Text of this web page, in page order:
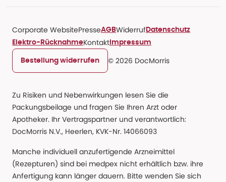
Corporate WebsitePresseAGBWiderruf Datenschutz
Elektro-RücknahmeKontakt Impressum
Bestellung widerrufen © 2026 DocMorris
Zu Risiken und Nebenwirkungen lesen Sie die
Packungsbeilage und fragen Sie Ihren Arzt oder
Apotheker. Ihr Vertragspartner und verantwortlich:
DocMorris N.V., Heerlen, KVK-Nr. 14066093
Manche individuell anzufertigende Arzneimittel
(Rezepturen) sind bei medpex nicht erhältlich bzw. ihre
Anfertigung kann länger dauern. Bitte wenden Sie sich